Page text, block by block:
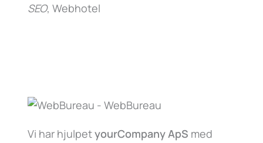
SEO, Webhotel
Vi har hjulpetyourCompany ApS med